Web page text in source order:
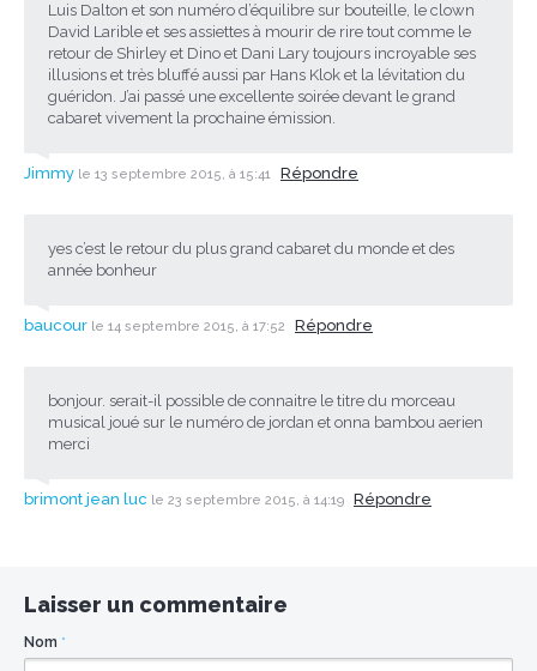
Luis Dalton et son numéro d’équilibre sur bouteille, le clown
David Larible et ses assiettes à mourir de rire tout comme le
retour de Shirley et Dino et Dani Lary toujours incroyable ses
illusions et très bluffé aussi par Hans Klok et la lévitation du
guéridon. J’ai passé une excellente soirée devant le grand
cabaret vivement la prochaine émission.
Jimmy le 13 septembre 2015, à 15:41 Répondre
yes c’est le retour du plus grand cabaret du monde et des
année bonheur
baucour le 14 septembre 2015, à 17:52 Répondre
bonjour. serait-il possible de connaitre le titre du morceau
musical joué sur le numéro de jordan et onna bambou aerien
merci
brimont jean luc le 23 septembre 2015, à 14:19 Répondre
Laisser un commentaire
Nom *